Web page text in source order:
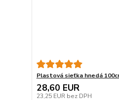
Plastová sieťka hnedá
28,60 EUR
23,25 EUR bez DPH